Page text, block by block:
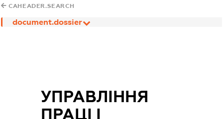
CAHEADER.SEARCH
document.dossier
УПРАВЛІННЯ
ПРАЦІ І